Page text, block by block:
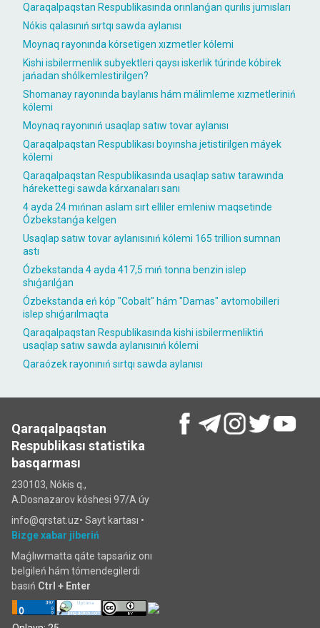
Qaraqalpaqstan Respublikasında orınlanǵan qurılıs jumısları
Nókis qalasınıń sırtqı sawda aylanısı
Moynaq rayonında kórsetigen xızmetler kólemi
Kishi isbilermenlik subyektleri qaysı iskerlik túrinde kóbirek
jańadan shólkemlestirilgen?
Shomanay rayonında baylanıs hám málimleme xızmetleriniń
kólemi
Moynaq rayonınıń usaqlap satıw tovar aylanısı
Qaraqalpaqstan Respublikası boyınsha jetistirilgen máyek
kólemi
Qaraqalpaqstan Respublikasında usaqlap satıw tarawında
hárekettegi sawda kárxanaları sanı
4 ayda 24 mıńnan aslam sırt elliler emleniw maqsetinde
Ózbekstanǵa kelgen
Usaqlap satıw tovar aylanısınıń kólemi 165 trillion sumnan
astı
Ózbekstanda 4 ayda 417,5 mıń tonna benzin islep
shıǵarılǵan
Ózbekstanda eń kóp "Cobalt" hám "Damas" avtomobilleri
islep shıǵarılmaqta
Qaraqalpaqstan Respublikasında kishi isbilermenliktiń
usaqlap satıw sawda aylanısınıń kólemi
Qaraózek rayonınıń sırtqı sawda aylanısı
Qaraqalpaqstan
Respublikası statistika
basqarması
230103, Nókis q.,
A.Dosnazarov kóshesi 97/A úy
info@qrstat.uz• Sayt kartası •
Bizge xabar jiberiń
Maǵlıwmatta qáte tapsańiz onı
belgileń hám tómendegilerdi
basıń Ctrl + Enter